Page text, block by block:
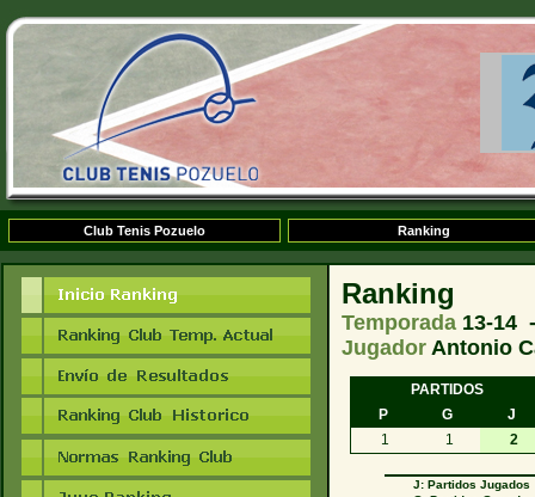
Club Tenis Pozuelo Ranking
Ranking
Temporada 13-14
Jugador Antonio
PARTIDOS
P
G
J
1
1 2
J: Partidos Jugados